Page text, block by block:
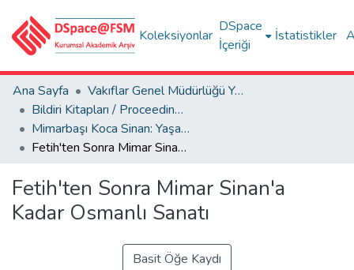
Koleksiyonlar
DSpace
İçeriği
İstatistikler
Ana Sayfa
Vakıflar Genel Müdürlüğü Yayınları
Bildiri Kitapları / Proceedings Books
Mimarbaşı Koca Sinan: Yaşadığı Çağ ve Eserleri 1-2
Fetih'ten Sonra Mimar Sinan'a Kadar Osmanlı Sanatı
Fetih'ten Sonra Mimar Sinan'a
Kadar Osmanlı Sanatı
Basit Öğe Kaydı